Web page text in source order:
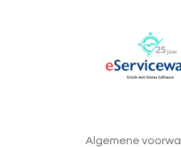
Algemene